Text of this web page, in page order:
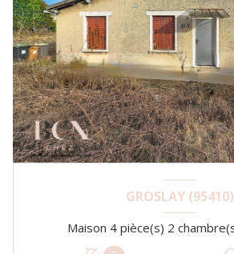
GROSLAY (95410)